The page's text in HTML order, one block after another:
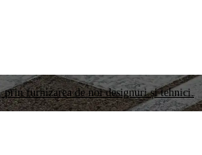
prin furnizarea de noi designuri și tehnici.